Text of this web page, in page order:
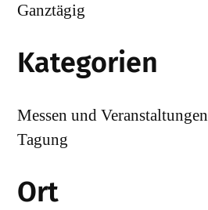
Ganztägig
Kategorien
Messen und Veranstaltungen
Tagung
Ort